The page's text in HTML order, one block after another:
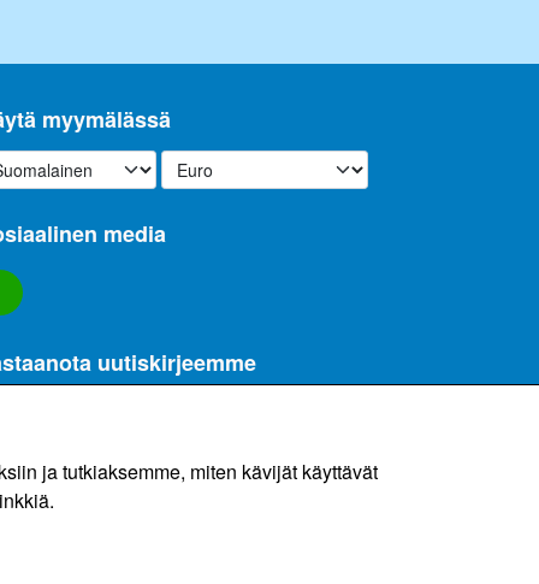
myymälässä
media
uutiskirjeemme
ja tutkiaksemme, miten kävijät käyttävät